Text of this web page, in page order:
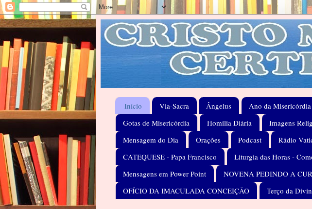
Início Via-Sacra Ângelus Ano da Misericórdia
Gotas de Misericórdia
Homilia Diária Imagens
Mensagem do Dia
Orações Podcast Rádio
CATEQUESE - Papa Francisco
Liturgia das Horas -
Mensagens em Power Point
NOVENA PEDINDO A
OFÍCIO DA IMACULADA CONCEIÇÃO
Terço da